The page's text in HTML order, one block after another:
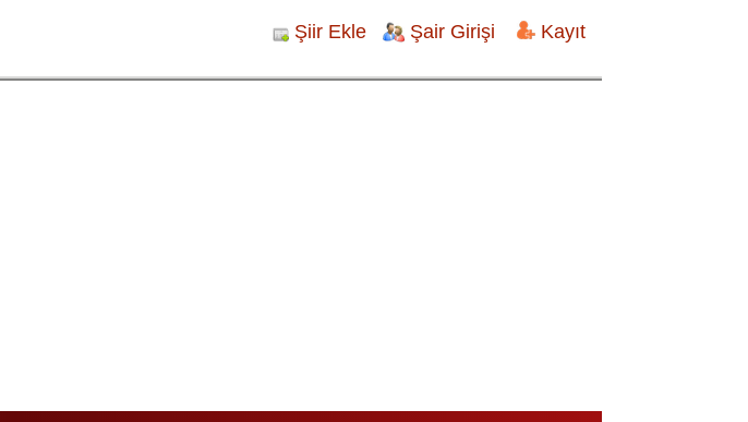
Şiir Ekle Şair Girişi Kayıt